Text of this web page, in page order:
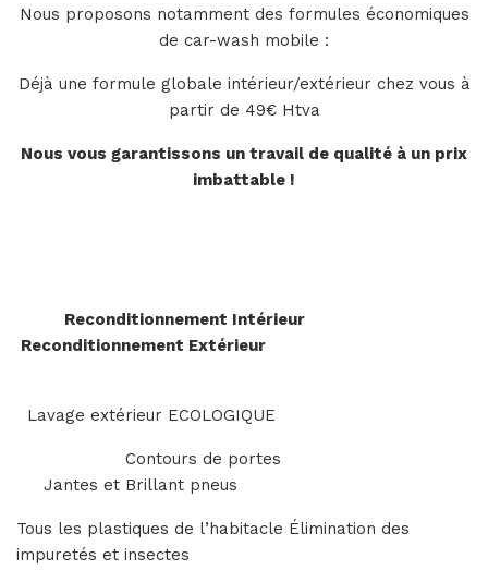
Nous proposons notamment des formules économiques
de car-wash mobile :
Déjà une formule globale intérieur/extérieur chez vous à
partir de 49€ Htva
Nous vous garantissons un travail de qualité à un prix
imbattable !
Reconditionnement Intérieur
Reconditionnement Extérieur
Lavage extérieur ECOLOGIQUE
Contours de portes
Jantes et Brillant pneus
Tous les plastiques de l’habitacle Élimination des
impuretés et insectes